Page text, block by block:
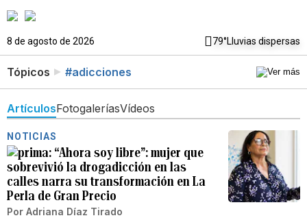
8 de agosto de 2026 79°Lluvias dispersas
Tópicos #adicciones
ArtículosFotogaleríasVídeos
NOTICIAS
“Ahora soy libre”: mujer que
sobrevivió la drogadicción en las
calles narra su transformación en La
Perla de Gran Precio
Por Adriana Díaz Tirado